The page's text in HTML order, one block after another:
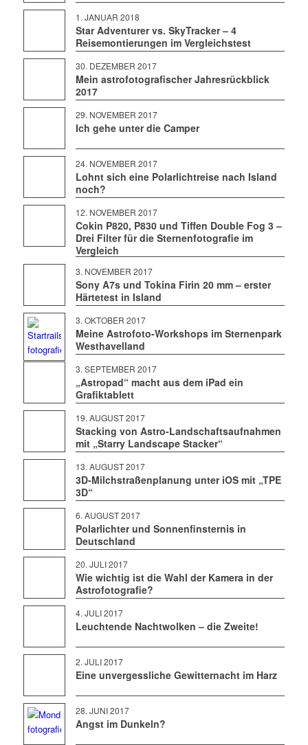
1. JANUAR 2018
Star Adventurer vs. SkyTracker – 4
Reisemontierungen im Vergleichstest
30. DEZEMBER 2017
Mein astrofotografischer Jahresrückblick
2017
29. NOVEMBER 2017
Ich gehe unter die Camper
24. NOVEMBER 2017
Lohnt sich eine Polarlichtreise nach Island
noch?
12. NOVEMBER 2017
Cokin P820, P830 und Tiffen Double Fog 3 –
Drei Filter für die Sternenfotografie im
Vergleich
3. NOVEMBER 2017
Sony A7s und Tokina Firin 20 mm – erster
Härtetest in Island
3. OKTOBER 2017
Meine Astrofoto-Workshops im Sternenpark
Westhavelland
3. SEPTEMBER 2017
„Astropad“ macht aus dem iPad ein
Grafiktablett
19. AUGUST 2017
Stacking von Astro-Landschaftsaufnahmen
mit „Starry Landscape Stacker“
13. AUGUST 2017
3D-Milchstraßenplanung unter iOS mit „TPE
3D“
6. AUGUST 2017
Polarlichter und Sonnenfinsternis in
Deutschland
20. JULI 2017
Wie wichtig ist die Wahl der Kamera in der
Astrofotografie?
4. JULI 2017
Leuchtende Nachtwolken – die Zweite!
2. JULI 2017
Eine unvergessliche Gewitternacht im Harz
28. JUNI 2017
Angst im Dunkeln?